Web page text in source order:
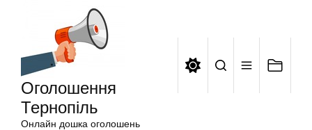
Оголошення
Тернопіль
Онлайн дошка оголошень